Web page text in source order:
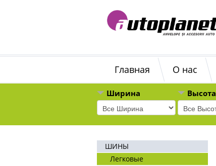
Главная О нас
Ширина Высота
ШИНЫ
Легковые